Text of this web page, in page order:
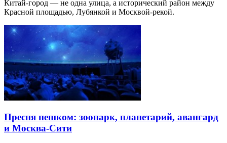
Китай-город — не одна улица, а исторический район между
Красной площадью, Лубянкой и Москвой-рекой.
Пресня пешком: зоопарк, планетарий, авангард
и Москва-Сити